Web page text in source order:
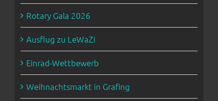
Rotary Gala 2026
Ausflug zu LeWaZi
Einrad-Wettbewerb
Weihnachtsmarkt in Grafing